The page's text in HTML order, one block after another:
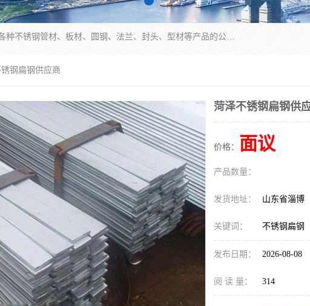
山东华钰金属材料有限公司是一家经营各种不锈钢管材、板材、圆钢、法兰、封头、型材等产品的公司；主营产品有：不锈钢管，激光切割，管件标准件，不锈钢圆钢，不锈钢人孔，不锈钢亮管，不锈钢角钢，不锈钢加工，不锈钢管子，不锈钢工业方管，不锈钢封头，不锈钢法兰，不锈钢阀门，不锈钢槽钢，不锈钢扁钢，不锈钢板等；可为客户制作各种规格的型材及不锈钢配件、非标准件及各种容器具等，能满足客户的不同采购要求。
钢扁钢供应商
菏泽不锈钢扁钢供
价格： 面议
产品数量：
发货地址： 山东省淄博
关键词： 不锈钢扁钢
发布日期： 2026-08-08
阅 读 量： 314